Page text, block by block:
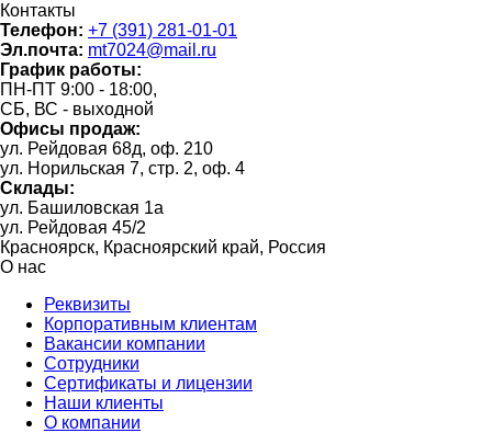
Контакты
Телефон: +7 (391) 281-01-01
Эл.почта: mt7024@mail.ru
График работы:
ПН-ПТ 9:00 - 18:00,
СБ, ВС - выходной
Офисы продаж:
ул. Рейдовая 68д, оф. 210
ул. Норильская 7, стр. 2, оф. 4
Склады:
ул. Башиловская 1а
ул. Рейдовая 45/2
Красноярск, Красноярский край, Россия
О нас
Реквизиты
Корпоративным клиентам
Вакансии компании
Сотрудники
Сертификаты и лицензии
Наши клиенты
О компании